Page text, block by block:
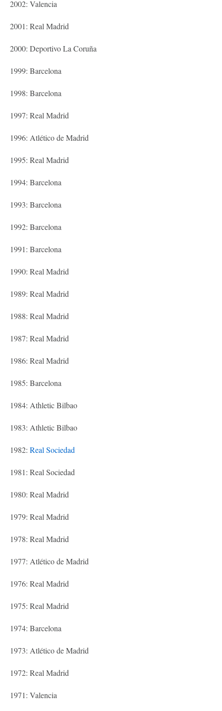
2002: Valencia
2001: Real Madrid
2000: Deportivo La Coruña
1999: Barcelona
1998: Barcelona
1997: Real Madrid
1996: Atlético de Madrid
1995: Real Madrid
1994: Barcelona
1993: Barcelona
1992: Barcelona
1991: Barcelona
1990: Real Madrid
1989: Real Madrid
1988: Real Madrid
1987: Real Madrid
1986: Real Madrid
1985: Barcelona
1984: Athletic Bilbao
1983: Athletic Bilbao
1982: Real Sociedad
1981: Real Sociedad
1980: Real Madrid
1979: Real Madrid
1978: Real Madrid
1977: Atlético de Madrid
1976: Real Madrid
1975: Real Madrid
1974: Barcelona
1973: Atlético de Madrid
1972: Real Madrid
1971: Valencia